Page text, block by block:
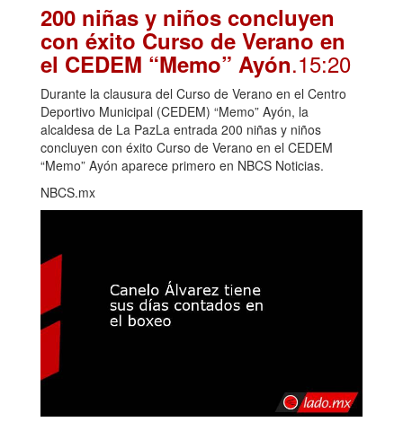
200 niñas y niños concluyen
con éxito Curso de Verano en
el CEDEM “Memo” Ayón.15:20
Durante la clausura del Curso de Verano en el Centro
Deportivo Municipal (CEDEM) “Memo” Ayón, la
alcaldesa de La PazLa entrada 200 niñas y niños
concluyen con éxito Curso de Verano en el CEDEM
“Memo” Ayón aparece primero en NBCS Noticias.
NBCS.mx